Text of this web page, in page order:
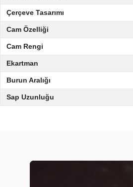
Çerçeve Tasarımı
Cam Özelliği
Cam Rengi
Ekartman
Burun Aralığı
Sap Uzunluğu